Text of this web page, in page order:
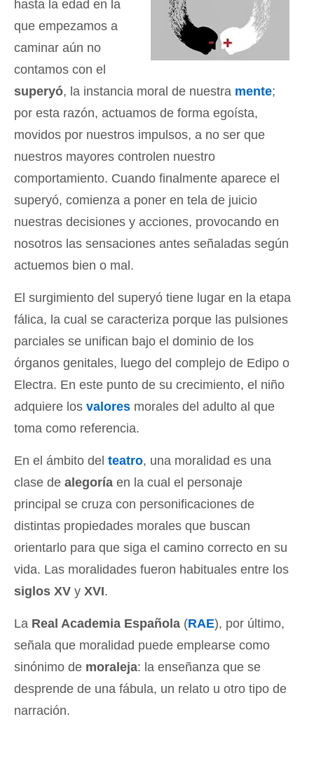
hasta la edad en la
que empezamos a
caminar aún no
contamos con el
superyó, la instancia moral de nuestra mente;
por esta razón, actuamos de forma egoísta,
movidos por nuestros impulsos, a no ser que
nuestros mayores controlen nuestro
comportamiento. Cuando finalmente aparece el
superyó, comienza a poner en tela de juicio
nuestras decisiones y acciones, provocando en
nosotros las sensaciones antes señaladas según
actuemos bien o mal.
El surgimiento del superyó tiene lugar en la etapa
fálica, la cual se caracteriza porque las pulsiones
parciales se unifican bajo el dominio de los
órganos genitales, luego del complejo de Edipo o
Electra. En este punto de su crecimiento, el niño
adquiere los valores morales del adulto al que
toma como referencia.
En el ámbito del teatro, una moralidad es una
clase de alegoría en la cual el personaje
principal se cruza con personificaciones de
distintas propiedades morales que buscan
orientarlo para que siga el camino correcto en su
vida. Las moralidades fueron habituales entre los
siglos XV y XVI.
La Real Academia Española (RAE), por último,
señala que moralidad puede emplearse como
sinónimo de moraleja: la enseñanza que se
desprende de una fábula, un relato u otro tipo de
narración.